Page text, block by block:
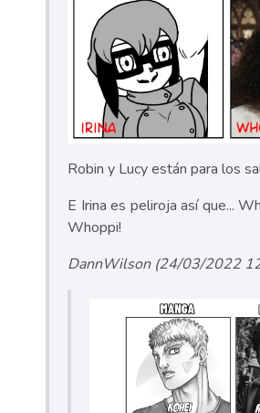
Robin y Lucy están para los
E Irina es peliroja así que...
Whoppi!
DannWilson (24/03/2022